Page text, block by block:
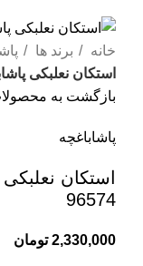
خانه برند ها
استکان نعلبکی
بازگشت به
پاشاباغچه
استکان
96574
2,330,000 تومان